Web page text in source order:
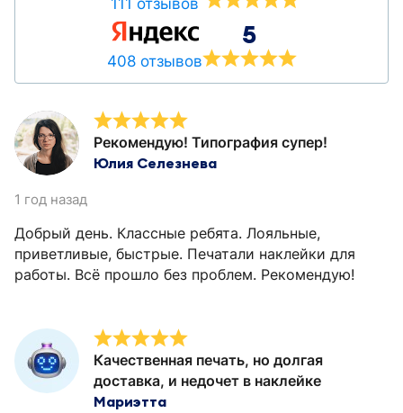
408 отзывов
5
Рекомендую! Типография супер!
Юлия Селезнева
1 год назад
Добрый день. Классные ребята. Лояльные,
приветливые, быстрые. Печатали наклейки для
работы. Всё прошло без проблем. Рекомендую!
Качественная печать, но долгая
доставка, и недочет в наклейке
Мариэтта